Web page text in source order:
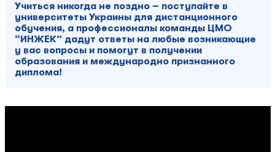
Учиться никогда не поздно – поступайте в
университеты Украины для дистанционного
обучения, а профессионалы команды ЦМО
“ИНЖЕК” дадут ответы на любые возникающие
у вас вопросы и помогут в получении
образования и международно признанного
диплома!